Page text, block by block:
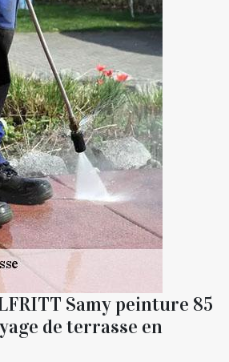
Samy peinture 85
de terrasse en